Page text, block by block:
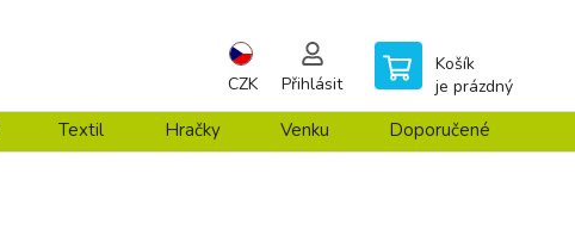
CZK Přihlásit
Košík
je prázdný
Textil Hračky Venku Doporučené